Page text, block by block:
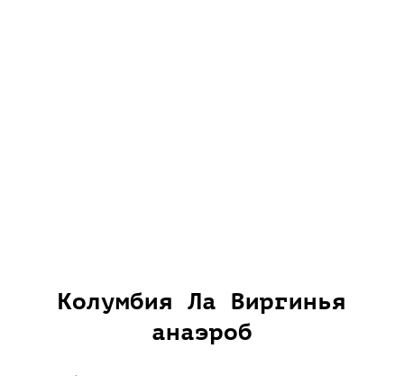
Колумбия Ла Виргинья
анаэроб